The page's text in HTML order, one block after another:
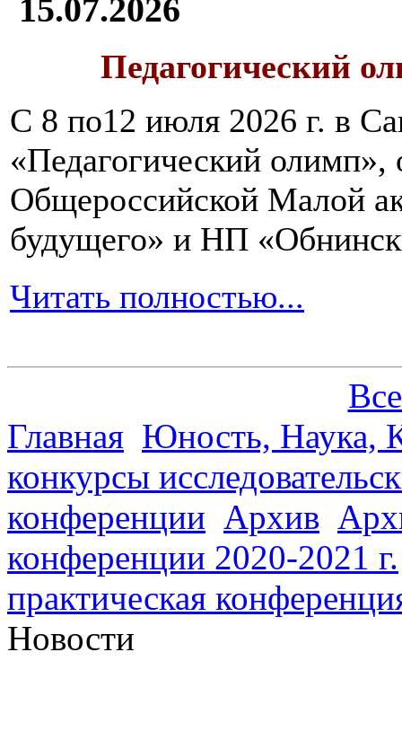
15.07.2026
Педагогический
С 8 по12 июля 2026 г. в
«Педагогический олимп»,
Общероссийской Малой
будущего» и НП
Читать полностью...
Главная Юность, Наука,
конкурсы
конференции Архив
конференции 2020-2021 г.
практическая
Новости